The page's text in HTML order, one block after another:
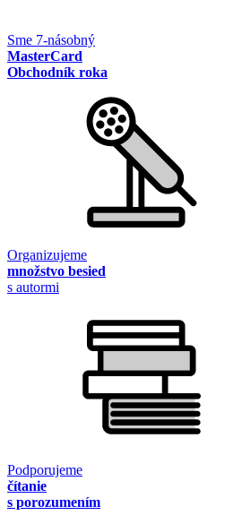
Sme 7-násobný
MasterCard
Obchodník roka
Organizujeme
množstvo besied
s autormi
Podporujeme
čítanie
s porozumením